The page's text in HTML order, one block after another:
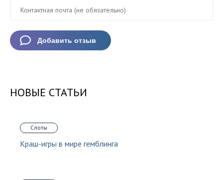
НОВЫЕ СТАТЬИ
Слоты
Краш-игры в мире гемблинга